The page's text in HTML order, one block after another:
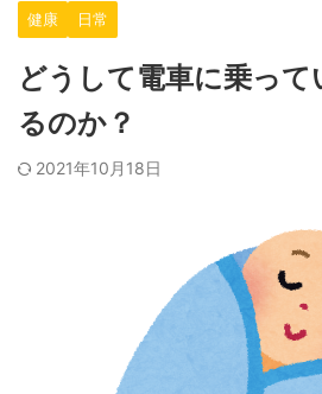
健康 日常
どうして電車に乗っ
るのか？
2021年10月18日